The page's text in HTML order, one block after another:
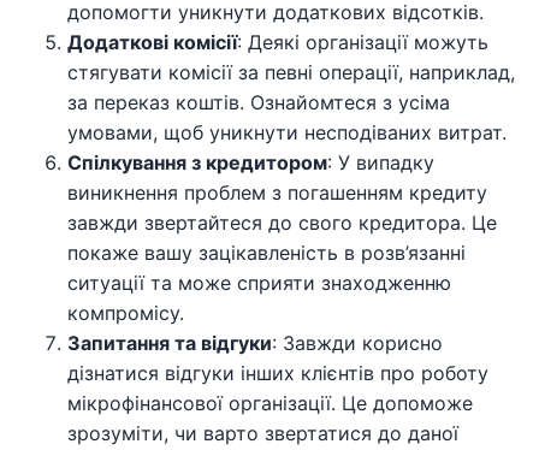
допомогти уникнути додаткових відсотків.
Додаткові комісії: Деякі організації можуть
стягувати комісії за певні операції, наприклад,
за переказ коштів. Ознайомтеся з усіма
умовами, щоб уникнути несподіваних витрат.
Спілкування з кредитором: У випадку
виникнення проблем з погашенням кредиту
завжди звертайтеся до свого кредитора. Це
покаже вашу зацікавленість в розв’язанні
ситуації та може сприяти знаходженню
компромісу.
Запитання та відгуки: Завжди корисно
дізнатися відгуки інших клієнтів про роботу
мікрофінансової організації. Це допоможе
зрозуміти, чи варто звертатися до даної